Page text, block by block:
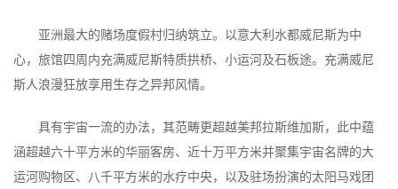
亚洲最大的赌场度假村归纳筑立。以意大利水都威尼斯为中
心，旅馆四周内充满威尼斯特质拱桥、小运河及石板途。充满威尼
斯人浪漫狂放享用生存之异邦风情。
具有宇宙一流的办法，其范畴更超越美邦拉斯维加斯，此中蕴
涵超越六十平方米的华丽客房、近十万平方米并聚集宇宙名牌的大
运河购物区、八千平方米的水疗中央，以及驻场扮演的太阳马戏团